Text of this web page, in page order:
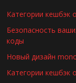
Категории кешбэк
Безопасность
коды
Новый дизайн
Категории кешбэк